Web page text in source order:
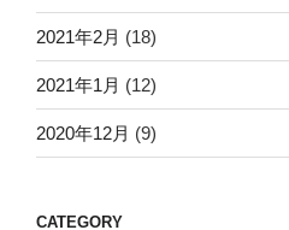
2021年2月 (18)
2021年1月 (12)
2020年12月 (9)
CATEGORY